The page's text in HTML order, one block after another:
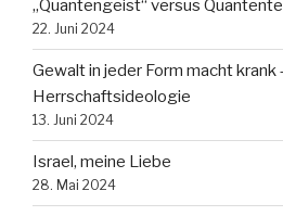
„Quantengeist“ versus
22. Juni 2024
Gewalt in jeder Form macht krank
Herrschaftsideologie
13. Juni 2024
Israel, meine Liebe
28. Mai 2024